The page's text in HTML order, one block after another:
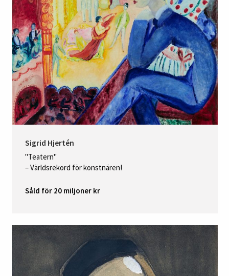
Sigrid Hjertén
"Teatern"
– Världsrekord för konstnären!
Såld för 20 miljoner kr